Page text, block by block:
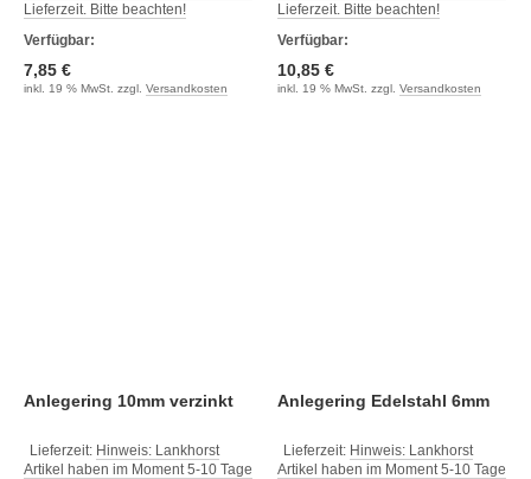
Lieferzeit. Bitte beachten!
Verfügbar:
7,85 €
inkl. 19 % MwSt. zzgl. Versandkosten
Lieferzeit. Bitte beachten!
Verfügbar:
10,85 €
inkl. 19 % MwSt. zzgl. Versandkosten
Anlegering 10mm verzinkt
Lieferzeit: Hinweis: Lankhorst
Artikel haben im Moment 5-10 Tage
Anlegering Edelstahl 6mm
Lieferzeit: Hinweis: Lankhorst
Artikel haben im Moment 5-10 Tage